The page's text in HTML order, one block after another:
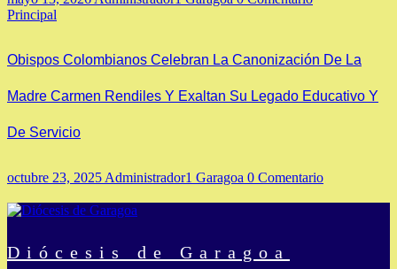
Principal
Obispos Colombianos Celebran La Canonización De La
Madre Carmen Rendiles Y Exaltan Su Legado Educativo Y
De Servicio
octubre 23, 2025 Administrador1 Garagoa 0 Comentario
Diócesis de Garagoa